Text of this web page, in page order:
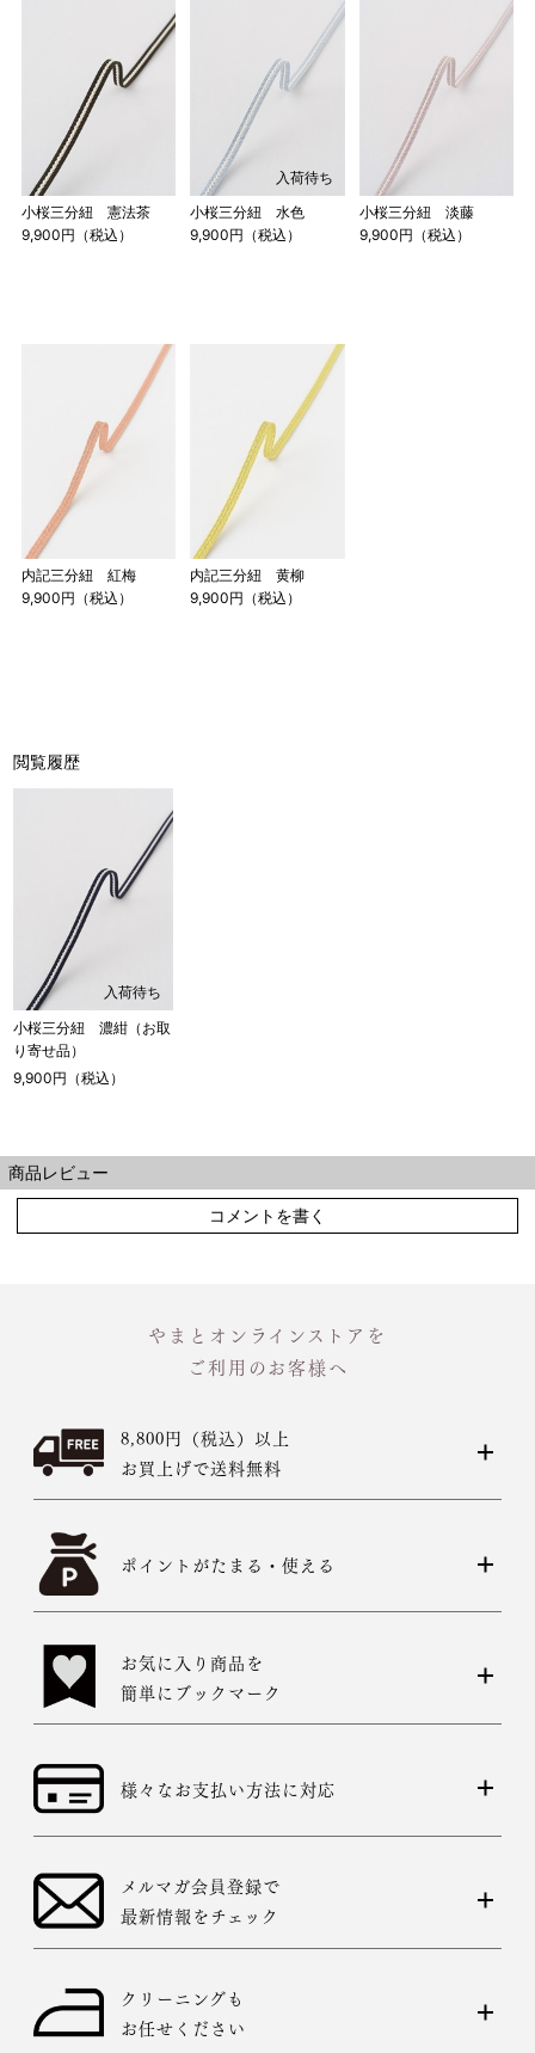
小桜三分紐 憲法茶
9,900円（税込）
入荷待ち
小桜三分紐 水色
9,900円（税込）
小桜三分紐 淡藤
9,900円（税込）
内記三分紐 紅梅
9,900円（税込）
内記三分紐 黄柳
9,900円（税込）
閲覧履歴
入荷待ち
小桜三分紐 濃紺（お取
り寄せ品）
9,900円（税込）
商品レビュー
コメントを書く
やまとオンラインストアを
ご利用のお客様へ
8,800円（税込）以上
お買上げで送料無料
ポイントがたまる・使える
お気に入り商品を
簡単にブックマーク
様々なお支払い方法に対応
メルマガ会員登録で
最新情報をチェック
クリーニングも
お任せください